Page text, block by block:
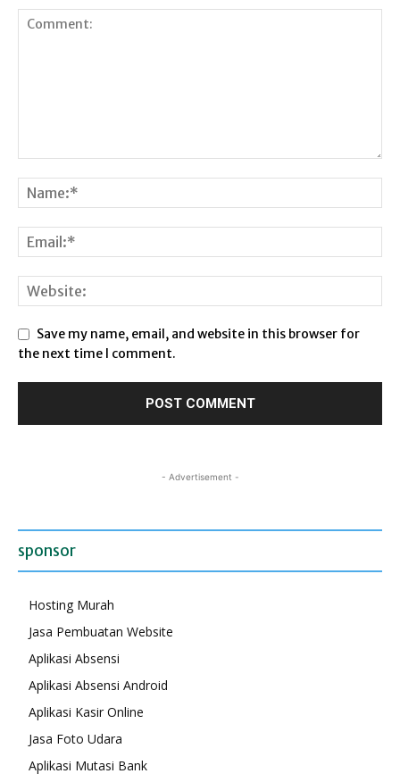
Save my name, email, and website in this browser for
the next time I comment.
- Advertisement -
sponsor
Hosting Murah
Jasa Pembuatan Website
Aplikasi Absensi
Aplikasi Absensi Android
Aplikasi Kasir Online
Jasa Foto Udara
Aplikasi Mutasi Bank